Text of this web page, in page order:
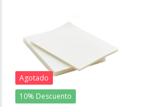
Agotado
10% Descuento